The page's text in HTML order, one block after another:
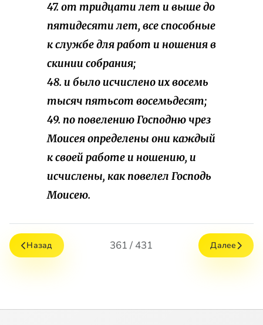
47. от тридцати лет и выше до
пятидесяти лет, все способные
к службе для работ и ношения в
скинии собрания;
48. и было исчислено их восемь
тысяч пятьсот восемьдесят;
49. по повелению Господню чрез
Моисея определены они каждый
к своей работе и ношению, и
исчислены, как повелел Господь
Моисею.
Назад 361 / 431 Далее